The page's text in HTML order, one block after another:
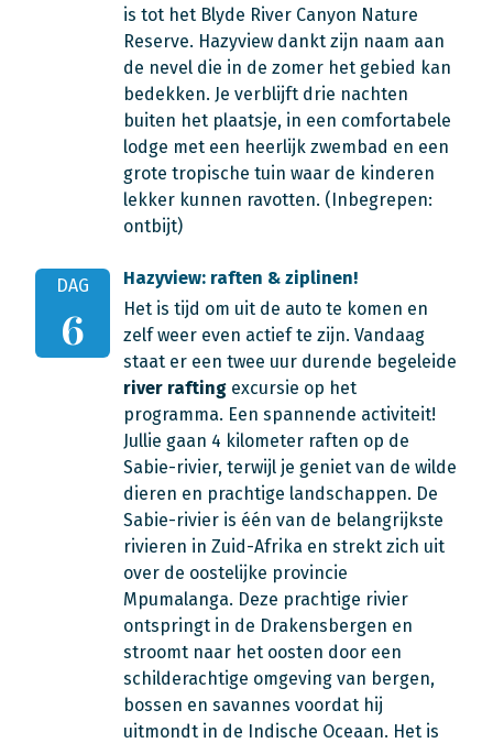
is tot het Blyde River Canyon Nature
Reserve. Hazyview dankt zijn naam aan
de nevel die in de zomer het gebied kan
bedekken. Je verblijft drie nachten
buiten het plaatsje, in een comfortabele
lodge met een heerlijk zwembad en een
grote tropische tuin waar de kinderen
lekker kunnen ravotten. (Inbegrepen:
ontbijt)
DAG
6
Hazyview: raften & ziplinen!
Het is tijd om uit de auto te komen en
zelf weer even actief te zijn. Vandaag
staat er een twee uur durende begeleide
river rafting excursie op het
programma. Een spannende activiteit!
Jullie gaan 4 kilometer raften op de
Sabie-rivier, terwijl je geniet van de wilde
dieren en prachtige landschappen. De
Sabie-rivier is één van de belangrijkste
rivieren in Zuid-Afrika en strekt zich uit
over de oostelijke provincie
Mpumalanga. Deze prachtige rivier
ontspringt in de Drakensbergen en
stroomt naar het oosten door een
schilderachtige omgeving van bergen,
bossen en savannes voordat hij
uitmondt in de Indische Oceaan. Het is